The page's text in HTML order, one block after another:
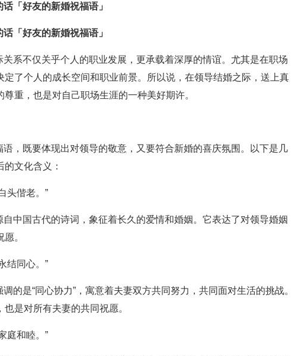
「好友的新婚祝福语」
「好友的新婚祝福语」
系不仅关乎个人的职业发展，更承载着深厚的情谊。尤其是在职场
定了个人的成长空间和职业前景。所以说，在领导结婚之际，送上真
重，也是对自己职场生涯的一种美好期许。
语，既要体现出对领导的敬意，又要符合新婚的喜庆氛围。以下是几
文化含义：
头偕老。”
中国古代的诗词，象征着长久的爱情和婚姻。它表达了对领导婚姻
。
结同心。”
的是“同心协力”，寓意着夫妻双方共同努力，共同面对生活的挑战。
是对所有夫妻的共同祝愿。
庭和睦。”